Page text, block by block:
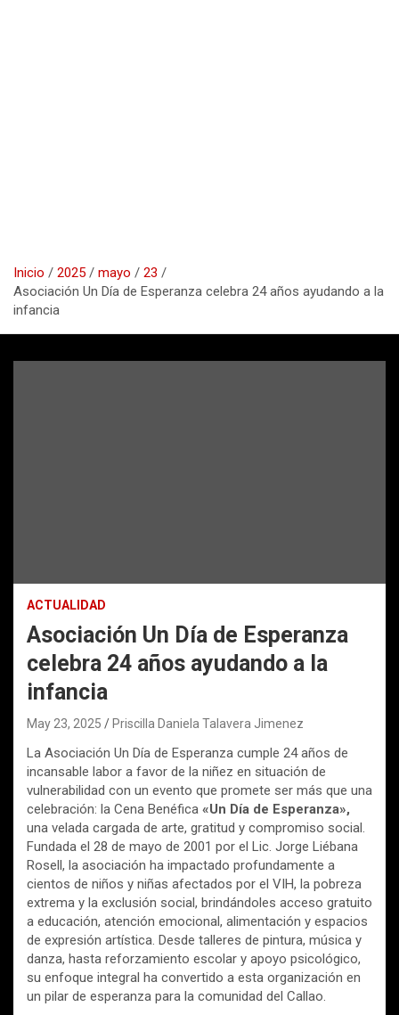
Inicio 2025 mayo
23
Asociación Un Día de Esperanza celebra 24 años ayudando a la
infancia
ACTUALIDAD
Asociación Un Día de Esperanza
celebra 24 años ayudando a la
infancia
May 23, 2025 Priscilla Daniela Talavera Jimenez
La Asociación Un Día de Esperanza cumple 24 años de
incansable labor a favor de la niñez en situación de
vulnerabilidad con un evento que promete ser más que una
celebración: la Cena Benéfica «Un Día de Esperanza»,
una velada cargada de arte, gratitud y compromiso social.
Fundada el 28 de mayo de 2001 por el Lic. Jorge Liébana
Rosell, la asociación ha impactado profundamente a
cientos de niños y niñas afectados por el VIH, la pobreza
extrema y la exclusión social, brindándoles acceso gratuito
a educación, atención emocional, alimentación y espacios
de expresión artística. Desde talleres de pintura, música y
danza, hasta reforzamiento escolar y apoyo psicológico,
su enfoque integral ha convertido a esta organización en
un pilar de esperanza para la comunidad del Callao.